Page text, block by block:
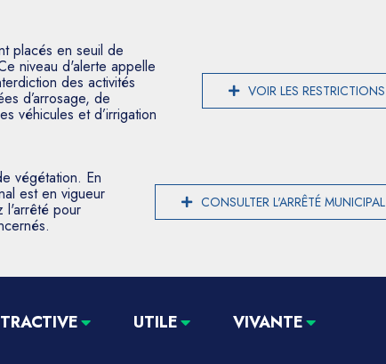
placés en seuil de
niveau d'alerte appelle
des activités
d’arrosage, de
véhicules et d’irrigation
VOIR LES RESTRICTIONS
végétation. En
est en vigueur
l'arrêté pour CONSULTER L'ARRÊTÉ MUNICIPAL
UTILE VIVANTE